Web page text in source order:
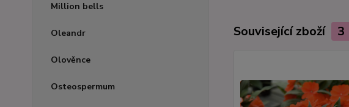
Million bells
Oleandr
Olověnce
Osteospermum
Související zboží 3